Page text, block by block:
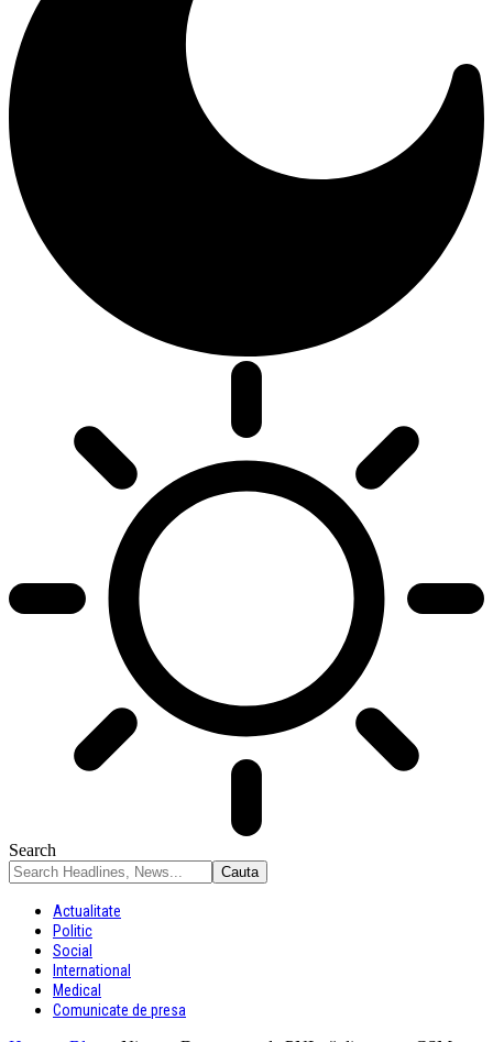
Search
Actualitate
Politic
Social
International
Medical
Comunicate de presa